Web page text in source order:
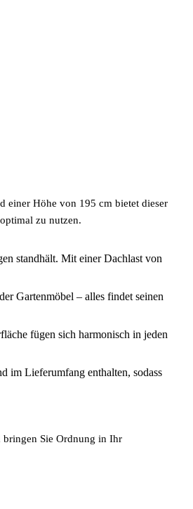
einer Höhe von 195 cm bietet dieser
zu nutzen.
standhält. Mit einer Dachlast von
Gartenmöbel – alles findet seinen
fügen sich harmonisch in jeden
im Lieferumfang enthalten, sodass
bringen Sie Ordnung in Ihr